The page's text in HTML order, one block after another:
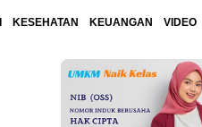
KESEHATAN KEUANGAN VIDEO